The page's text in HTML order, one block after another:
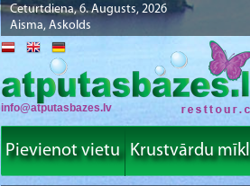
Ceturtdiena, 6. Augusts, 2026
Aisma, Askolds
info@atputasbazes.lv
Pievienot vietu Krustvārdu